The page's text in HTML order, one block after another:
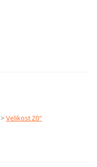
> Velikost 20"